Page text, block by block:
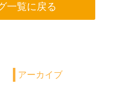
一覧に戻る
アーカイブ